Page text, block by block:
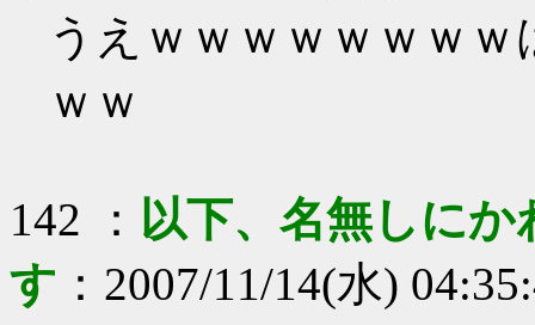
うえｗｗｗｗｗｗｗ
ｗｗ
142 ： 以下、名無しに
す ： 2007/11/14(水)